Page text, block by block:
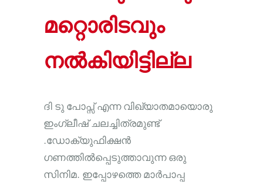
മറ്റൊരിടവും
നൽകിയിട്ടില്ല
ദി ടു പോപ്സ് എന്ന വിഖ്യാതമായൊരു
ഇംഗ്ലീഷ് ചലച്ചിത്രമുണ്ട്
.ഡോക്യുഫിക്ഷൻ
ഗണത്തിൽപ്പെടുത്താവുന്ന ഒരു
സിനിമ. ഇപ്പോഴത്തെ മാർപാപ്പ